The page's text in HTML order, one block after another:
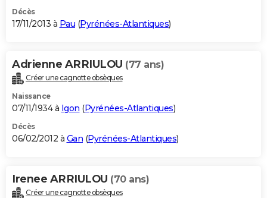
Décès
17/11/2013 à Pau (Pyrénées-Atlantiques)
Adrienne ARRIULOU (77 ans)
Créer une cagnotte obsèques
Naissance
07/11/1934 à Igon (Pyrénées-Atlantiques)
Décès
06/02/2012 à Gan (Pyrénées-Atlantiques)
Irenee ARRIULOU (70 ans)
Créer une cagnotte obsèques